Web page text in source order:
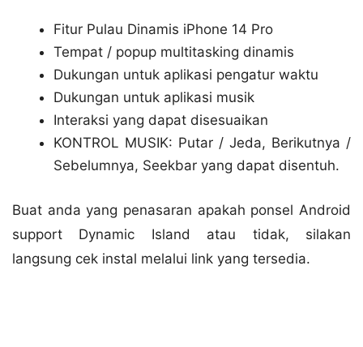
Fitur Pulau Dinamis iPhone 14 Pro
Tempat / popup multitasking dinamis
Dukungan untuk aplikasi pengatur waktu
Dukungan untuk aplikasi musik
Interaksi yang dapat disesuaikan
KONTROL MUSIK: Putar / Jeda, Berikutnya /
Sebelumnya, Seekbar yang dapat disentuh.
Buat anda yang penasaran apakah ponsel Android
support Dynamic Island atau tidak, silakan
langsung cek instal melalui link yang tersedia.